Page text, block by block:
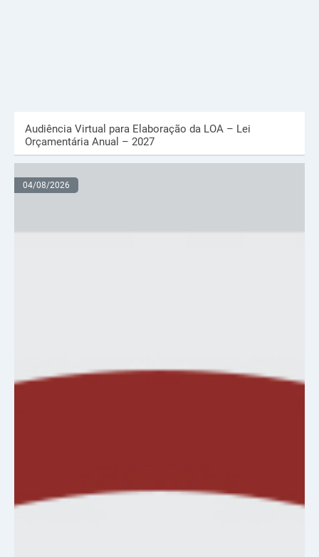
Audiência Virtual para Elaboração da LOA – Lei
Orçamentária Anual – 2027
04/08/2026